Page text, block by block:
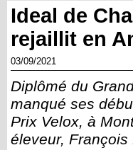
Ideal de
rejaillit en
03/09/2021
Diplômé du
manqué ses
Prix Velox, à
éleveur, François